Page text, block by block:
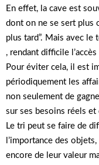
En effet, la cave est
dont on ne se sert plus
plus tard”. Mais avec le
, rendant difficile
Pour éviter cela, il est
périodiquement les
non seulement de
sur ses besoins réels et
Le tri peut se faire de
l’importance des
encore de leur valeur